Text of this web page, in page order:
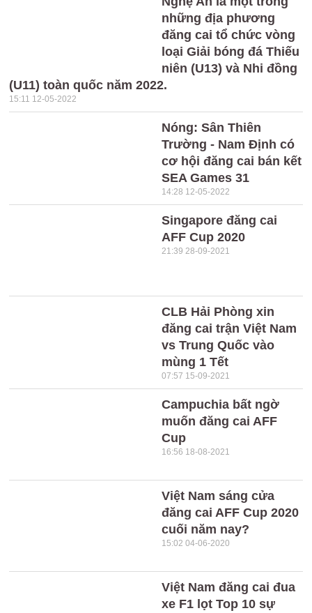
những địa phương
đăng cai tổ chức vòng
loại Giải bóng đá Thiếu
niên (U13) và Nhi đồng
(U11) toàn quốc năm 2022.
15:11 12-05-2022
Nóng: Sân Thiên
Trường - Nam Định có
cơ hội đăng cai bán kết
SEA Games 31
14:28 12-05-2022
Singapore đăng cai
AFF Cup 2020
21:39 28-09-2021
CLB Hải Phòng xin
đăng cai trận Việt Nam
vs Trung Quốc vào
mùng 1 Tết
07:57 15-09-2021
Campuchia bất ngờ
muốn đăng cai AFF
Cup
16:56 18-08-2021
Việt Nam sáng cửa
đăng cai AFF Cup 2020
cuối năm nay?
15:02 04-06-2020
Việt Nam đăng cai đua
xe F1 lọt Top 10 sự